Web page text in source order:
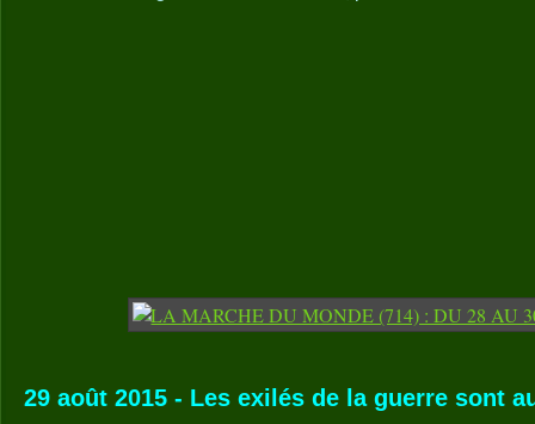
29 août 2015 - Les exilés de la guerre sont